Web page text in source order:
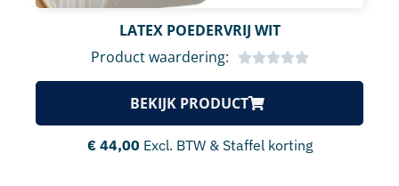
LATEX POEDERVRIJ WIT
Product waardering:
BEKIJK PRODUCT
€44,00 Excl. BTW & Staffel korting